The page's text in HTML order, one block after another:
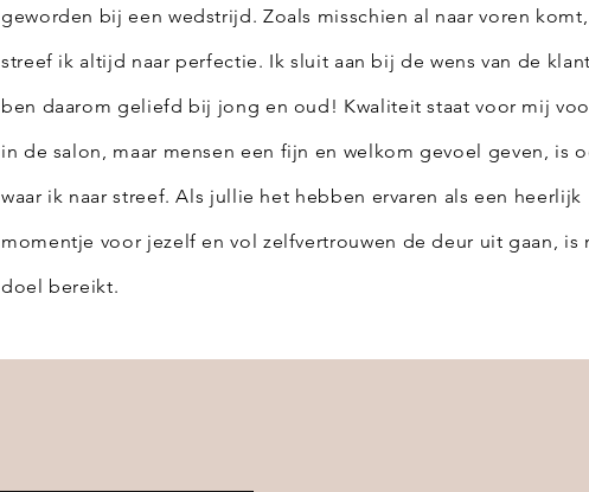
geworden bij een wedstrijd. Zoals misschien al naar voren komt,
streef ik altijd naar perfectie. Ik sluit aan bij de wens van de
ben daarom geliefd bij jong en oud! Kwaliteit staat voor mij
in de salon, maar mensen een fijn en welkom gevoel geven, is
waar ik naar streef. Als jullie het hebben ervaren als een heerlijk
momentje voor jezelf en vol zelfvertrouwen de deur uit gaan, is
doel bereikt.